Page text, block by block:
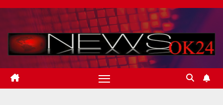
Skip
content